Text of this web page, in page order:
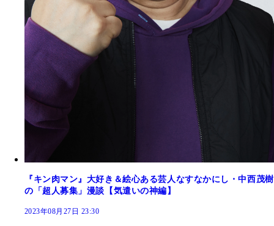
『キン肉マン』大好き＆絵心ある芸人なすなかにし・中西茂樹
の「超人募集」漫談【気遣いの神編】
2023年08月27日 23:30